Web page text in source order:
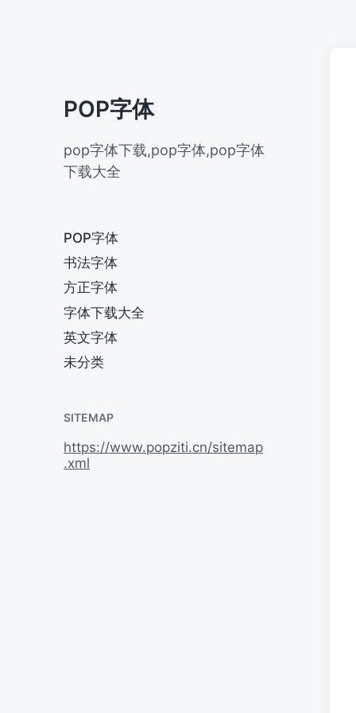
POP字体
pop字体下载,pop字体,pop字体
下载大全
POP字体
书法字体
方正字体
字体下载大全
英文字体
未分类
SITEMAP
https://www.popziti.cn/sitemap
.xml